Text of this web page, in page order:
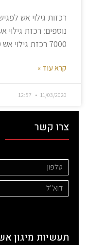
רכזות גילוי אש
7000 רכזת גילוי אש SAVER-7000 רכזת גילוי אש
קרא עוד »
11/03/2020
צרו קשר
תעשיות מיגון